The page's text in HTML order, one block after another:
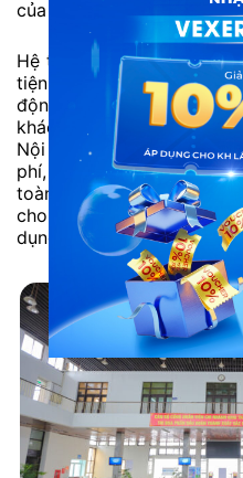
của thủ đô trong tương lai.
Hệ thống cơ sở vật chất
tiện nghi, bao gồm
động hiện đại, cùng
khách đi các tuyến liên
Nội còn cung cấp nhiều
phí, quầy ăn uống phong
toàn, mang đến trải
cho mọi hành khách khi
dụng dịch vụ tại đây.